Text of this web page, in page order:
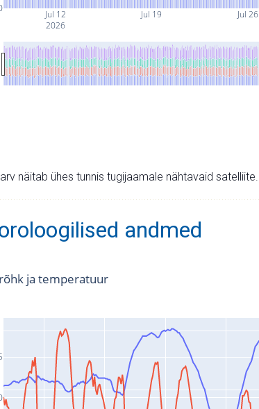
Jul 12
2026
Jul 19 Jul 26
näitab ühes tunnis tugijaamale nähtavaid satelliite.
andmed
ja temperatuur